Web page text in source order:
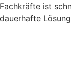
Fachkräfte ist
dauerhafte